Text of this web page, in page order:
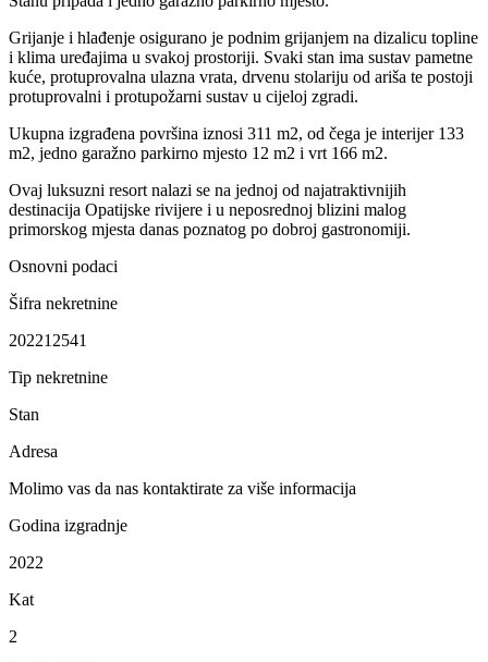
Grijanje i hlađenje osigurano je podnim grijanjem na dizalicu topline
i klima uređajima u svakoj prostoriji. Svaki stan ima sustav pametne
kuće, protuprovalna ulazna vrata, drvenu stolariju od ariša te postoji
protuprovalni i protupožarni sustav u cijeloj zgradi.
Ukupna izgrađena površina iznosi 311 m2, od čega je interijer 133
m2, jedno garažno parkirno mjesto 12 m2 i vrt 166 m2.
Ovaj luksuzni resort nalazi se na jednoj od najatraktivnijih
destinacija Opatijske rivijere i u neposrednoj blizini malog
primorskog mjesta danas poznatog po dobroj gastronomiji.
Osnovni podaci
Šifra nekretnine
202212541
Tip nekretnine
Stan
Adresa
Molimo vas da nas kontaktirate za više informacija
Godina izgradnje
2022
Kat
2